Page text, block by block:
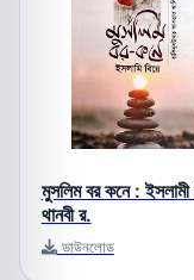
মুসলিম বর কনে : ইসলামী
থানবী র.
ডাউনলোড